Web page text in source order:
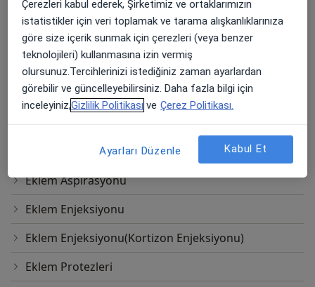
Boyun Fıtığı
Brakiterapi
Diskektomi
Diskografi
Doğuştan Skolyoz Tedavisi
Eklem Aspirasyonu
Eklem Enjeksiyonu
Eklem Enjeksiyonu(Kortizon Enjeksiyonu)
Eklem Protezleri
Çerezleri kabul ederek, Şirketimiz ve ortaklarımızın
istatistikler için veri toplamak ve tarama alışkanlıklarınıza
göre size içerik sunmak için çerezleri (veya benzer
teknolojileri) kullanmasına izin vermiş
olursunuz.Tercihlerinizi istediğiniz zaman ayarlardan
görebilir ve güncelleyebilirsiniz. Daha fazla bilgi için
inceleyiniz,Gizlilik Politikası ve Çerez Politikası.
Ayarları Düzenle Kabul Et